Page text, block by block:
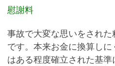
慰謝料
事故で大変な思いをされ
です。本来お金に換算し
はある程度確立された基